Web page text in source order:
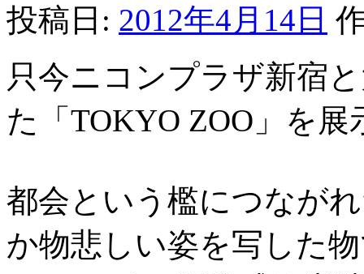
投稿日: 2012年4月14日
只今ニコンプラザ新宿
た「TOKYO ZOO」を
都会という檻につなが
か物悲しい姿を写した